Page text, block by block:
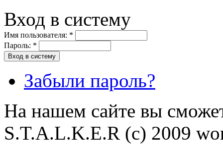
Вход в систему
Имя пользователя: *
Пароль: *
Забыли пароль?
На нашем сайте вы
S.T.A.L.K.E.R (с) 2009